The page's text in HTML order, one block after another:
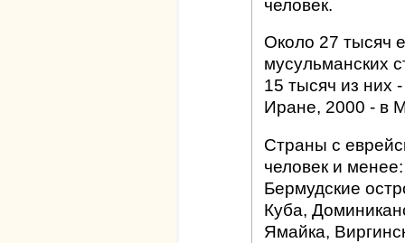
человек.
Около 27 тысяч
мусульманских
15 тысяч из них
Иране, 2000 - в
Страны с
человек и менее:
Бермудские
Куба,
Ямайка,